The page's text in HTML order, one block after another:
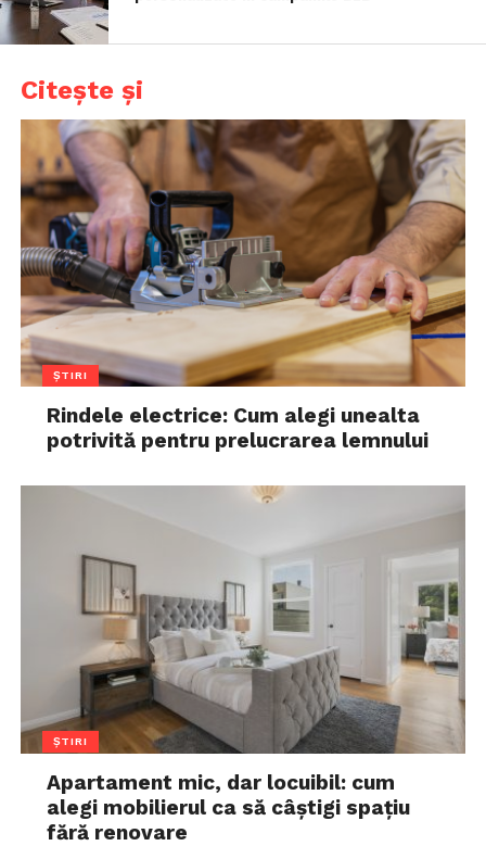
Citește și
ȘTIRI
Rindele electrice: Cum alegi unealta
potrivită pentru prelucrarea lemnului
ȘTIRI
Apartament mic, dar locuibil: cum
alegi mobilierul ca să câștigi spațiu
fără renovare